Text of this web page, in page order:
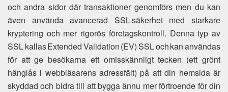
och andra sidor där transaktioner genomförs men du kan
även använda avancerad SSL-säkerhet med starkare
kryptering och mer rigorös företagskontroll. Denna typ av
SSL kallas Extended Validation (EV) SSL och kan användas
för att ge besökarna ett omisskännligt tecken (ett grönt
hänglås i webbläsarens adressfält) på att din hemsida är
skyddad och bidra till att bygga ännu mer förtroende för din